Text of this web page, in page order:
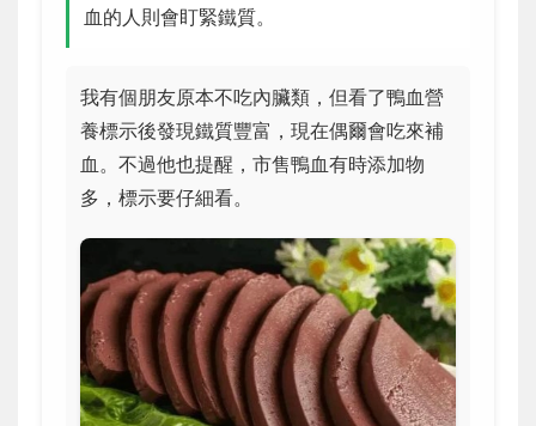
血的人則會盯緊鐵質。
我有個朋友原本不吃內臟類，但看了鴨血營
養標示後發現鐵質豐富，現在偶爾會吃來補
血。不過他也提醒，市售鴨血有時添加物
多，標示要仔細看。